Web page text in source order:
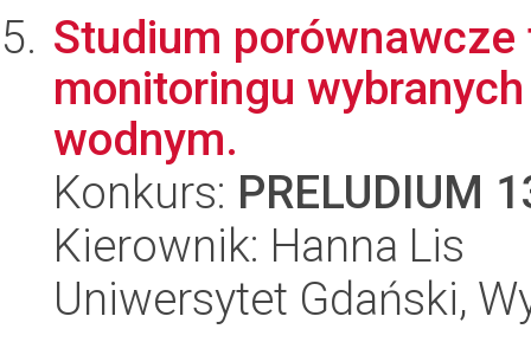
Studium porównawcze
monitoringu
wodnym.
Konkurs: PRELUDIUM
Kierownik: Hanna Lis
Uniwersytet Gdański,